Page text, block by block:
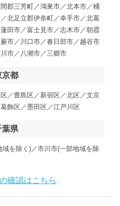
郡三芳町／鴻巣市／北本市／桶
北足立郡伊奈町／幸手市／北葛
田市／富士見市／志木市／朝霞
市／川口市／春日部市／越谷市
市／八潮市／三郷市
京都
／豊島区／新宿区／北区／文京
飾区／墨田区／江戸川区
葉県
を除く)／市川市(一部地域を除
確認はこちら